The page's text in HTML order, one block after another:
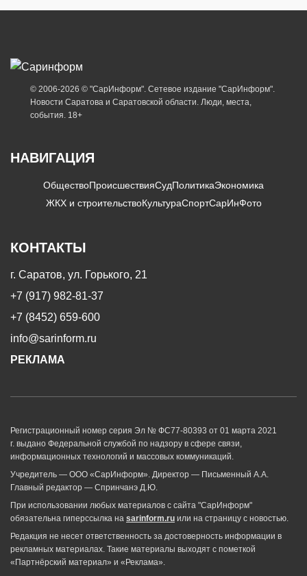
© 2006-2026 © "СарИнформ". Сетевое издание "СарИнформ".
Новости Саратова и Саратовской области. Люди, места,
события. 18+
НАВИГАЦИЯ
ОбществоПроисшествияСудПолитикаЭкономика
ЖКХ и строительствоКультураСпортСарИнФото
КОНТАКТЫ
г. Саратов, ул. Горького, 21
+7 (917) 982-81-37
+7 (8452) 659-600
info@sarinform.ru
РЕКЛАМА
Регистрационный номер серия Эл № ФС77-80393 от 01 марта 2021
г. выдано Федеральной службой по надзору в сфере связи,
информационных технологий и массовых коммуникаций.
Учредитель — ООО «СарИнформ». Директор — Письменный А.А.
Главный редактор — Спринчанэ Д.Ю.
При использовании любых материалов с сайта "СарИнформ"
обязательна гиперссылка на sarinform.ru или на страницу с новостью.
Редакция не несет ответственность за достоверность информации в
рекламных материалах. Такие материалы выходят с пометкой
«Партнёрский материал» и «Реклама».